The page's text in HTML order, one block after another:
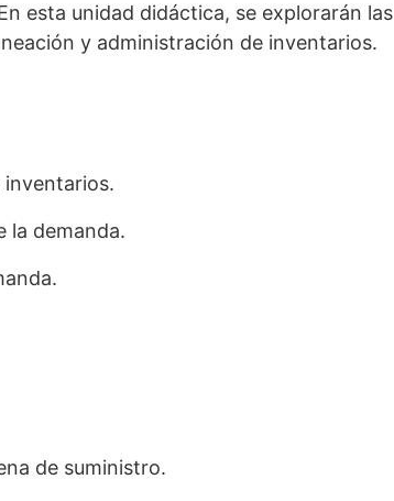
esta unidad didáctica, se explorarán las
y administración de inventarios.
inventarios.
la demanda.
de suministro.